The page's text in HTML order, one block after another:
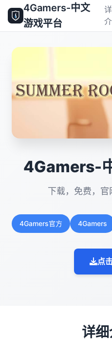
4Gamers-中文
游戏平台
4Gamers-
下载，免费，
4Gamers官方 4Gamers
点
详